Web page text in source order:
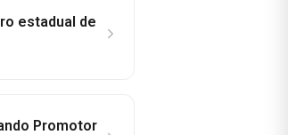
estadual de
Promotor